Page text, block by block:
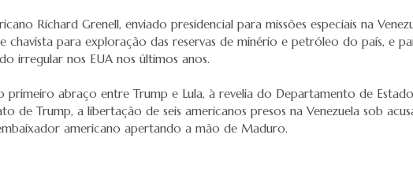
Richard Grenell, enviado presidencial para missões especiais na
para exploração das reservas de minério e petróleo do país, e
irregular nos EUA nos últimos anos.
abraço entre Trump e Lula, à revelia do Departamento de
de Trump, a libertação de seis americanos presos na Venezuela sob
americano apertando a mão de Maduro.